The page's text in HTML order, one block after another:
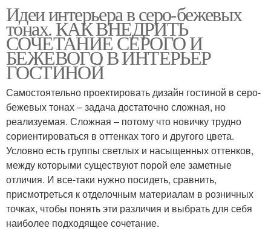
Идеи интерьера в серо-бежевых
тонах. КАК ВНЕДРИТЬ
СОЧЕТАНИЕ СЕРОГО И
БЕЖЕВОГО В ИНТЕРЬЕР
ГОСТИНОЙ
Самостоятельно проектировать дизайн гостиной в серо-
бежевых тонах – задача достаточно сложная, но
реализуемая. Сложная – потому что новичку трудно
сориентироваться в оттенках того и другого цвета.
Условно есть группы светлых и насыщенных оттенков,
между которыми существуют порой еле заметные
отличия. И все-таки нужно посидеть, сравнить,
присмотреться к отделочным материалам в розничных
точках, чтобы понять эти различия и выбрать для себя
наиболее подходящее сочетание.